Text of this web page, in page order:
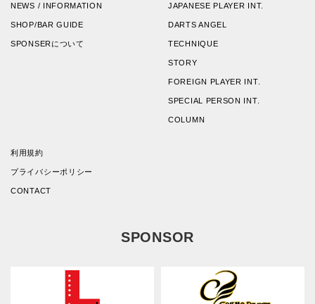
NEWS / INFORMATION
SHOP/BAR GUIDE
SPONSERについて
JAPANESE PLAYER INT.
DARTS ANGEL
TECHNIQUE
STORY
FOREIGN PLAYER INT.
SPECIAL PERSON INT.
COLUMN
利用規約
プライバシーポリシー
CONTACT
SPONSOR